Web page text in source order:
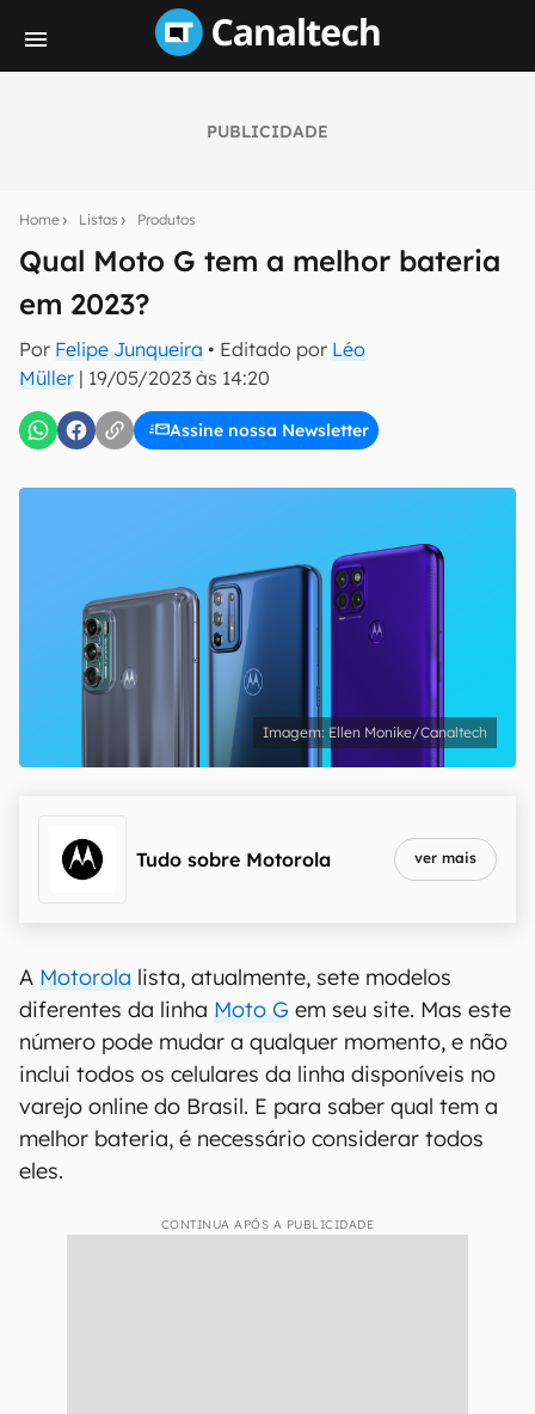
PUBLICIDADE
Home Listas Produtos
Qual Moto G tem a melhor bateria
em 2023?
Por Felipe Junqueira • Editado por Léo
Müller | 19/05/2023 às 14:20
Assine nossa Newsletter
notícias e reviews sobre tecnologia em primeira
mão.
E-mail
Ellen Monike/Canaltech
Tudo sobre Motorola ver mais
A Motorola lista, atualmente, sete modelos
diferentes da linha Moto G em seu site. Mas este
número pode mudar a qualquer momento, e não
inclui todos os celulares da linha disponíveis no
varejo online do Brasil. E para saber qual tem a
melhor bateria, é necessário considerar todos
eles.
CONTINUA APÓS A PUBLICIDADE